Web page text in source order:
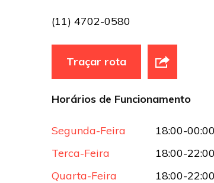
(11) 4702-0580
Traçar rota
Horários de Funcionamento
Segunda-Feira
18:00-00:00
Terca-Feira
18:00-22:00
Quarta-Feira
18:00-22:00